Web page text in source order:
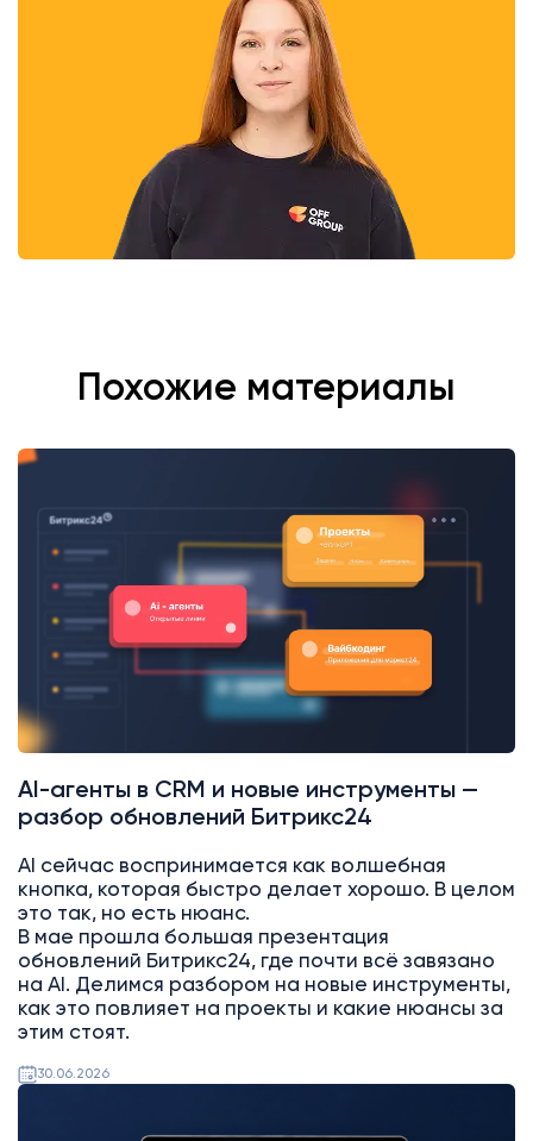
Похожие материалы
AI-агенты в CRM и новые инструменты —
разбор обновлений Битрикс24
AI сейчас воспринимается как волшебная
кнопка, которая быстро делает хорошо. В целом
это так, но есть нюанс.
В мае прошла большая презентация
обновлений Битрикс24, где почти всё завязано
на AI. Делимся разбором на новые инструменты,
как это повлияет на проекты и какие нюансы за
этим стоят.
30.06.2026